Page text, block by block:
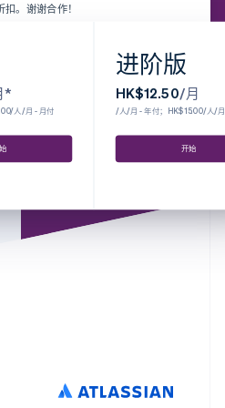
何为 AI 构建经济基础设施。
。谢谢合作！
HK$12.50
*
人/月 - 月付
进阶版
HK$12.50/月
/人/月 - 年付；HK$15.00/人/
开始